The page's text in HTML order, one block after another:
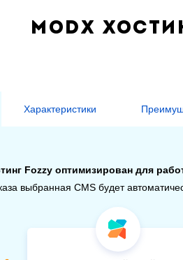
MODX
Характеристики
Fozzy оптимизирован для
выбранная CMS будет